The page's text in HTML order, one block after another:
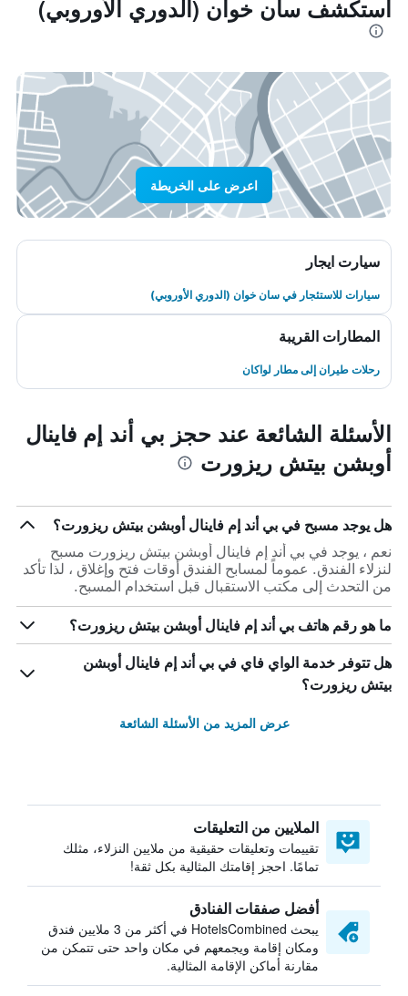
استكشف سان خوان (الدوري الأوروبي)
اعرض على الخريطة
سيارت ايجار
سيارات للاستئجار في سان خوان (الدوري الأوروبي)
المطارات القريبة
رحلات طيران إلى مطار لواكان
الأسئلة الشائعة عند حجز بي أند إم فاينال
أوبشن بيتش ريزورت
هل يوجد مسبح في بي أند إم فاينال أوبشن بيتش ريزورت؟
نعم ، يوجد في بي أند إم فاينال أوبشن بيتش ريزورت مسبح
لنزلاء الفندق. عموماً لمسابح الفندق أوقات فتح وإغلاق ، لذا تأكد
من التحدث إلى مكتب الاستقبال قبل استخدام المسبح.
ما هو رقم هاتف بي أند إم فاينال أوبشن بيتش ريزورت؟
هل تتوفر خدمة الواي فاي في بي أند إم فاينال أوبشن
بيتش ريزورت؟
عرض المزيد من الأسئلة الشائعة
الملايين من التعليقات
تقييمات وتعليقات حقيقية من ملايين النزلاء، مثلك
تمامًا. احجز إقامتك المثالية بكل ثقة!
أفضل صفقات الفنادق
يبحث HotelsCombined في أكثر من 3 ملايين فندق
ومكان إقامة ويجمعهم في مكان واحد حتى تتمكن من
مقارنة أماكن الإقامة المثالية.